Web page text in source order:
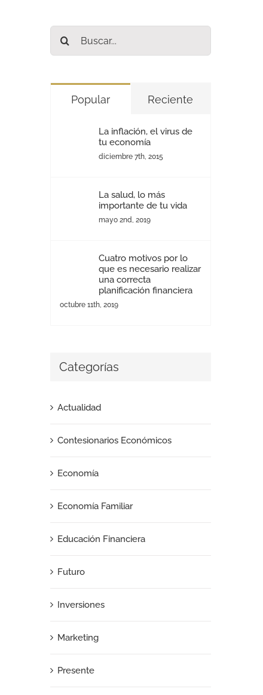
Buscar:
Popular Reciente
La inflación, el virus de
tu economía
diciembre 7th, 2015
La salud, lo más
importante de tu vida
mayo 2nd, 2019
Cuatro motivos por lo
que es necesario realizar
una correcta
planificación financiera
octubre 11th, 2019
Categorías
Actualidad
Contesionarios Económicos
Economía
Economía Familiar
Educación Financiera
Futuro
Inversiones
Marketing
Presente